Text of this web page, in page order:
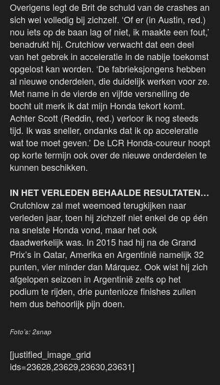
Overigens legt de Brit de schuld van de crashes an
sich wel volledig bij zichzelf. ‘Of er (in Austin, red.)
nou iets op de baan lag of niet, ik maakte een fout,’
benadrukt hij. Crutchlow verwacht dat een deel
van het gebrek in acceleratie in de nabije toekomst
opgelost kan worden. ‘De fabrieksjongens hebben
al nieuwe onderdelen, die duidelijk werken voor ze.
Met name in de vierde en vijfde versnelling de
bocht uit merk ik dat mijn Honda tekort komt.
Achter Scott (Reddin, red.) verloor ik nog steeds
tijd. Ik was sneller, ondanks dat ik op acceleratie
wat toe moet geven.’ De LCR Honda-coureur hoopt
op korte termijn ook over de nieuwe onderdelen te
kunnen beschikken.
IN HET VERLEDEN BEHAALDE RESULTATEN…
Crutchlow zal met weemoed terugkijken naar
verleden jaar, toen hij zichzelf niet enkel de op één
na snelste Honda vond, maar het ook
daadwerkelijk was. In 2015 had hij na de Grand
Prix’s in Qatar, Amerika en Argentinië namelijk 32
punten, vier minder dan Márquez. Ook wist hij zich
afgelopen seizoen in Argentinië zelfs op het
podium te rijden, drie puntenloze finishes zullen
hem dus behoorlijk pijn doen.
Foto’s: 2snap
[justified_image_grid
ids=23628,23629,23630,23631]